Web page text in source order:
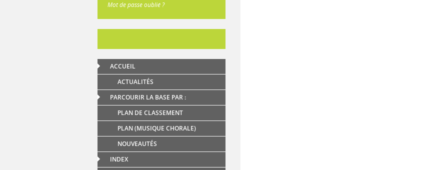
Mot de passe oublié ?
ACCUEIL
ACTUALITÉS
PARCOURIR LA BASE PAR :
PLAN DE CLASSEMENT
PLAN (MUSIQUE CHORALE)
NOUVEAUTÉS
INDEX